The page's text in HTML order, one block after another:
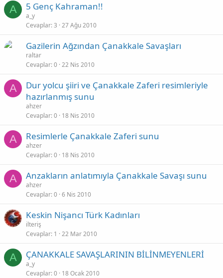
A 5 Genç Kahraman!!
a_y
Cevaplar 3 27 Ağu 2010
Gazilerin Ağzından Çanakkale Savaşları
raltar
Cevaplar 0 22 Nis 2010
A
Dur yolcu şiiri ve Çanakkale Zaferi resimleriyle
hazırlanmış sunu
ahzer
Cevaplar 0 18 Nis 2010
A Resimlerle Çanakkale Zaferi sunu
ahzer
Cevaplar 0 18 Nis 2010
A Anzakların anlatımıyla Çanakkale Savaşı sunu
ahzer
Cevaplar 0 6 Nis 2010
Keskin Nişancı Türk Kadınları
ilteriş
Cevaplar 1 22 Mar 2010
A ÇANAKKALE SAVAŞLARININ BİLİNMEYENLERİ
a_y
Cevaplar 0 18 Ocak 2010